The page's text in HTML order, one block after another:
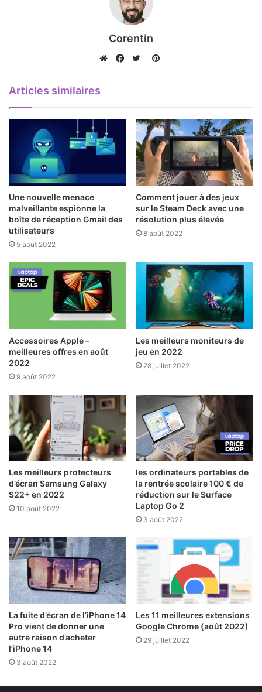
Corentin
Pinterest
Articles similaires
Une nouvelle menace
malveillante espionne la
boîte de réception Gmail des
utilisateurs
5 août 2022
Comment jouer à des jeux
sur le Steam Deck avec une
résolution plus élevée
8 août 2022
Accessoires Apple –
meilleures offres en août
2022
9 août 2022
Les meilleurs moniteurs de
jeu en 2022
28 juillet 2022
Les meilleurs protecteurs
d’écran Samsung Galaxy
S22+ en 2022
10 août 2022
les ordinateurs portables de
la rentrée scolaire 100 € de
réduction sur le Surface
Laptop Go 2
3 août 2022
La fuite d’écran de l’iPhone 14
Pro vient de donner une
autre raison d’acheter
l’iPhone 14
3 août 2022
Les 11 meilleures extensions
Google Chrome (août 2022)
29 juillet 2022